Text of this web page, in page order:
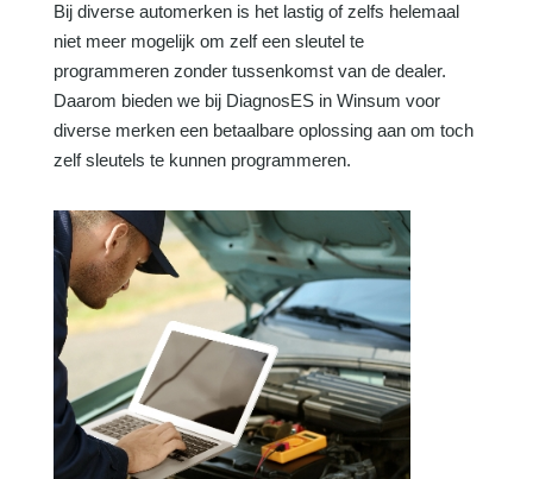
Bij diverse automerken is het lastig of zelfs helemaal
niet meer mogelijk om zelf een sleutel te
programmeren zonder tussenkomst van de dealer.
Daarom bieden we bij DiagnosES in Winsum voor
diverse merken een betaalbare oplossing aan om toch
zelf sleutels te kunnen programmeren.